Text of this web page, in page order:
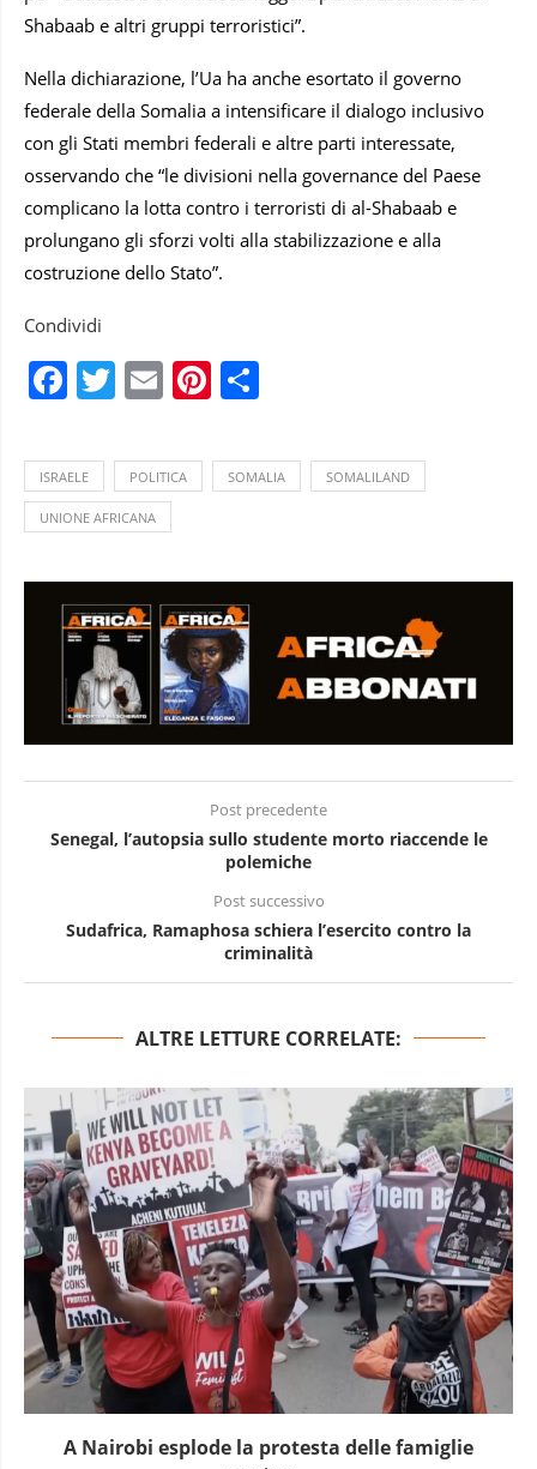
Shabaab e altri gruppi terroristici”.
Nella dichiarazione, l’Ua ha anche esortato il governo
federale della Somalia a intensificare il dialogo inclusivo
con gli Stati membri federali e altre parti interessate,
osservando che “le divisioni nella governance del Paese
complicano la lotta contro i terroristi di al-Shabaab e
prolungano gli sforzi volti alla stabilizzazione e alla
costruzione dello Stato”.
Condividi
Facebook
Twitter
EmailPinterest
ISRAELE POLITICA SOMALIA SOMALILAND
UNIONE AFRICANA
Post precedente
Senegal, l’autopsia sullo studente morto riaccende le
polemiche
Post successivo
Sudafrica, Ramaphosa schiera l’esercito contro la
criminalità
ALTRE LETTURE CORRELATE:
A Nairobi esplode la protesta delle famiglie